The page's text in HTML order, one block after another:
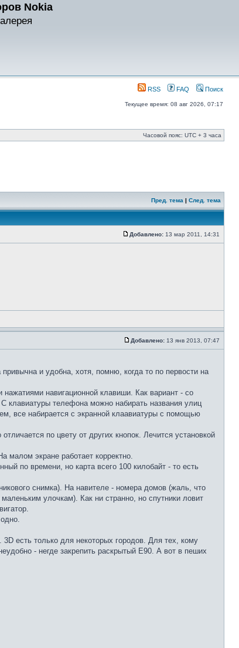
Nokia
RSS FAQ Поиск
Текущее время: 08 авг 2026, 07:17
Часовой пояс: UTC + 3 часа
Пред. тема | След. тема
Добавлено: 13 мар 2011, 14:31
Добавлено: 13 янв 2013, 07:47
и удобна, хотя, помню, когда то по первости на
навигационной клавиши. Как вариант - со
клавиатуры телефона можно набирать названия улиц
все набирается с экранной клаавиатуры с помощью
по цвету от других кнопок. Лечится установкой
малом экране работает корректно.
по времени, но карта всего 100 килобайт - то есть
снимка). На навителе - номера домов (жаль, что
улочкам). Как ни странно, но спутники ловит
есть только для некоторых городов. Для тех, кому
- негде закрепить раскрытый Е90. А вот в пеших